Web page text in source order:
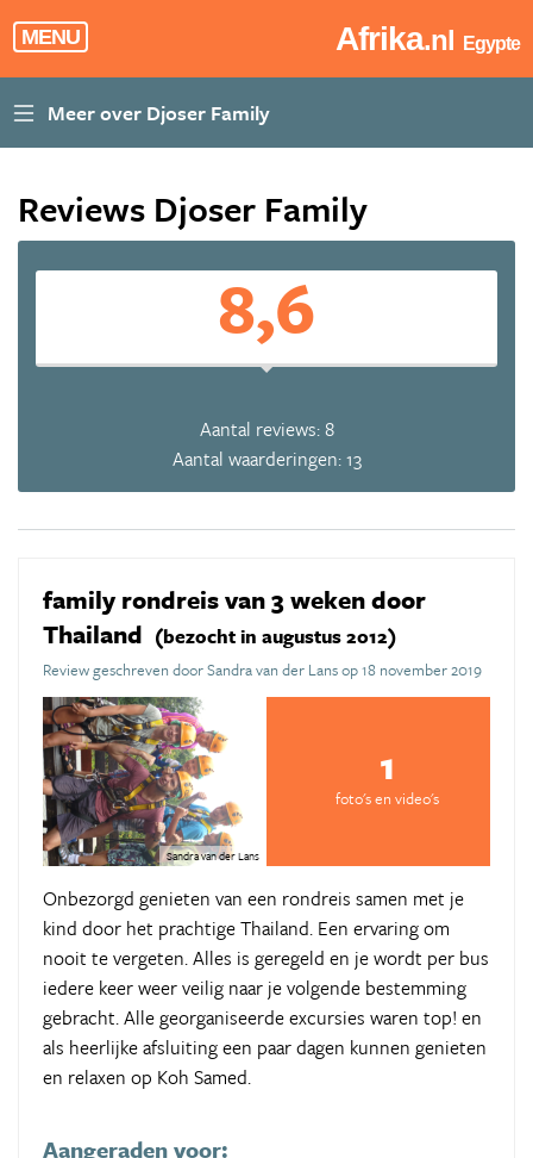
MENU Afrika.nl Egypte
Reviews Djoser Family
8,6
Aantal reviews: 8
Aantal waarderingen: 13
family rondreis van 3 weken door
Thailand (bezocht in augustus 2012)
Review geschreven door Sandra van der Lans op 18 november 2019
Sandra van der Lans
1
foto's en video's
Onbezorgd genieten van een rondreis samen met je
kind door het prachtige Thailand. Een ervaring om
nooit te vergeten. Alles is geregeld en je wordt per bus
iedere keer weer veilig naar je volgende bestemming
gebracht. Alle georganiseerde excursies waren top! en
als heerlijke afsluiting een paar dagen kunnen genieten
en relaxen op Koh Samed.
Aangeraden voor: